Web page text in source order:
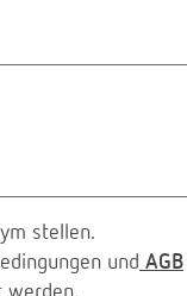
stellen.
und AGB